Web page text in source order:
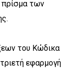
πρίσμα των
του Κώδικα
εφαρμογή